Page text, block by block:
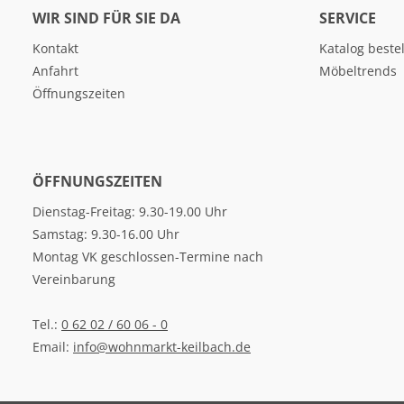
WIR SIND FÜR SIE DA
Kontakt
Anfahrt
Öffnungszeiten
SERVICE
Katalog
Möbeltrends
ÖFFNUNGSZEITEN
Dienstag-Freitag: 9.30-19.00 Uhr
Samstag: 9.30-16.00 Uhr
Montag VK geschlossen-Termine nach
Vereinbarung
Tel.: 0 62 02 / 60 06 - 0
Email: info@wohnmarkt-keilbach.de